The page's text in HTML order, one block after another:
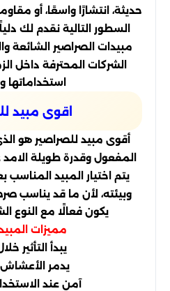
حديثة، انتشارًا واسعًا، أو
السطور التالية نقدم لك
مبيدات الصراصير الشائعة
الشركات المحترفة داخل
استخداماتها
اقوى مبيد
أقوى مبيد للصراصير هو
المفعول وقدرة طويلة الامد
يتم اختيار المبيد المناسب
وبيئته، لأن ما قد يناسب
يكون فعالًا مع النوع
مميزات
يبدأ التأثير
يدمر الأعشاش
آمن عند